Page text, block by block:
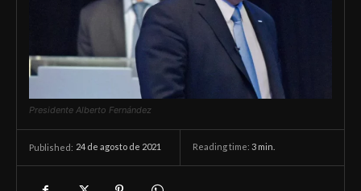
Presidente Alberto Fernández
Published: 24 de agosto de 2021 Reading time: 3 min.